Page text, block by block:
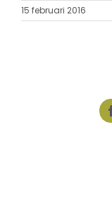
15 februari 2016